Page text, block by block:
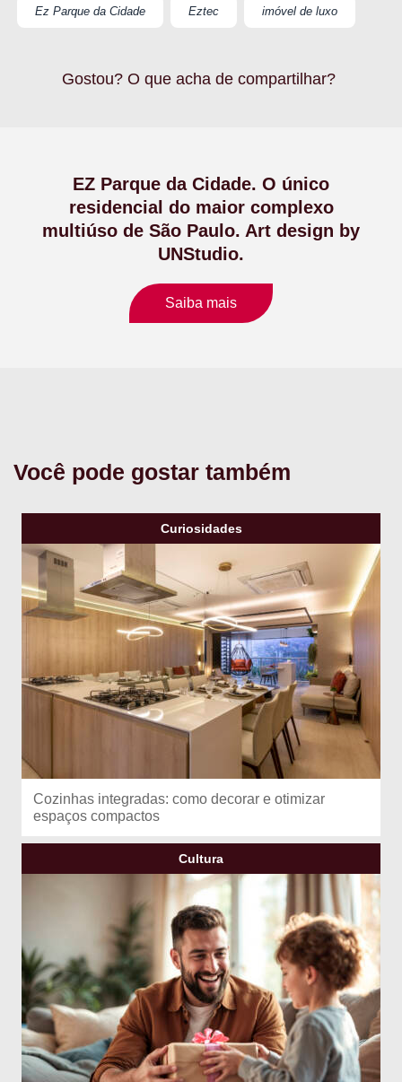
Ez Parque da Cidade Eztec imóvel de luxo
Gostou? O que acha de compartilhar?
EZ Parque da Cidade. O único
residencial do maior complexo
multiúso de São Paulo. Art design by
UNStudio.
Saiba mais
Você pode gostar também
Curiosidades
Cozinhas integradas: como decorar e otimizar
espaços compactos
Cultura